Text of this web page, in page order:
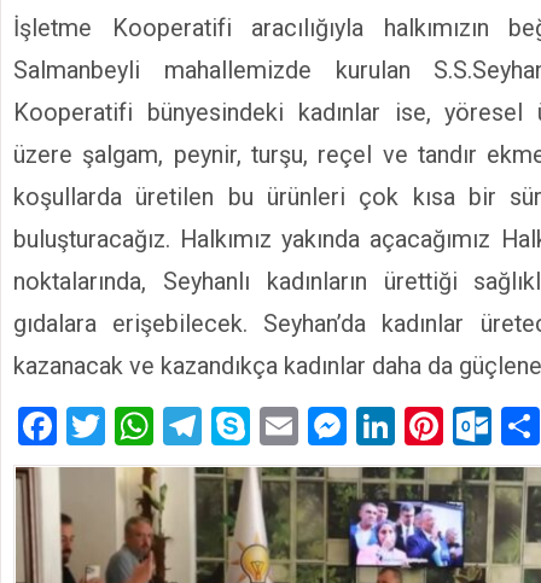
İşletme Kooperatifi aracılığıyla halkımızın
Salmanbeyli mahallemizde kurulan
Kooperatifi bünyesindeki kadınlar ise, yöresel
üzere şalgam, peynir, turşu, reçel ve tandır
koşullarda üretilen bu ürünleri çok kısa bir
buluşturacağız. Halkımız yakında açacağımız
noktalarında, Seyhanlı kadınların ürettiği
gıdalara erişebilecek. Seyhan’da kadınlar
kazanacak ve kazandıkça kadınlar daha da
Facebook
TwitterWhatsApp
Telegram
SkypeEmailMessenger
LinkedIn